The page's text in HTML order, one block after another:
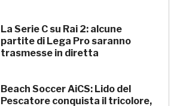
La Serie C su Rai 2: alcune
partite di Lega Pro saranno
trasmesse in diretta
Beach Soccer AiCS: Lido del
Pescatore conquista il tricolore,